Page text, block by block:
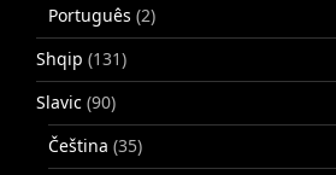
Português (2)
Shqip (131)
Slavic (90)
Čeština (35)